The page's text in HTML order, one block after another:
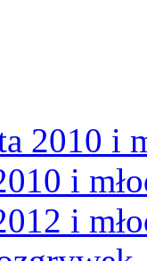
2010 i
i
i